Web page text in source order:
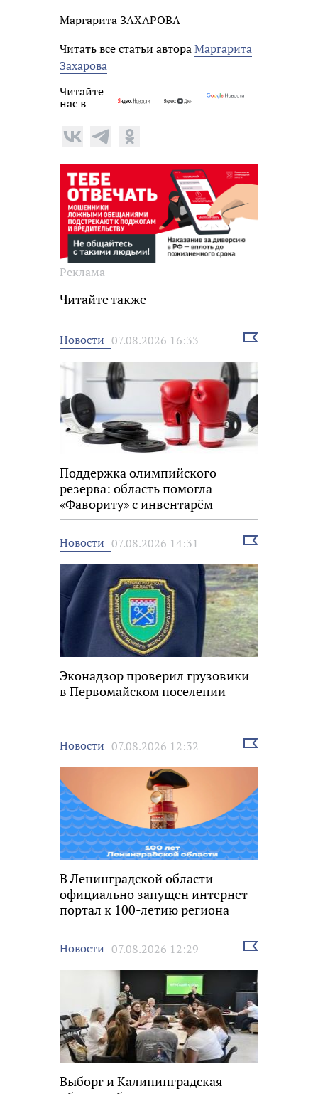
Маргарита ЗАХАРОВА
Читать все статьи автораМаргарита
Захарова
Читайте
нас в
Реклама
Читайте также
Новости 07.08.2026 16:33
Выбрать
Поддержка олимпийского
резерва: область помогла
«Фавориту» с инвентарём
Новости 07.08.2026 14:31
Выбрать
Эконадзор проверил грузовики
в Первомайском поселении
Новости 07.08.2026 12:32
Выбрать
В Ленинградской области
официально запущен интернет-
портал к 100-летию региона
Новости 07.08.2026 12:29
Выбрать
Выборг и Калининградская